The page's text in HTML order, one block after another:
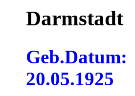
Darmstadt
Geb.Datum:
20.05.1925